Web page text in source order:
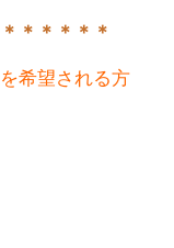
＊＊＊＊＊
希望される方